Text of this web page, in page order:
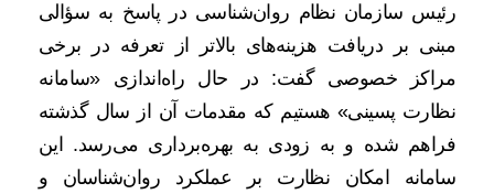
رئیس سازمان نظام روان‌شناسی در پاسخ به سؤالی
مبنی بر دریافت هزینه‌های بالاتر از تعرفه در برخی
مراکز خصوصی گفت: در حال راه‌اندازی «سامانه
نظارت پسینی» هستیم که مقدمات آن از سال گذشته
فراهم شده و به زودی به بهره‌برداری می‌رسد. این
سامانه امکان نظارت بر عملکرد روان‌شناسان و